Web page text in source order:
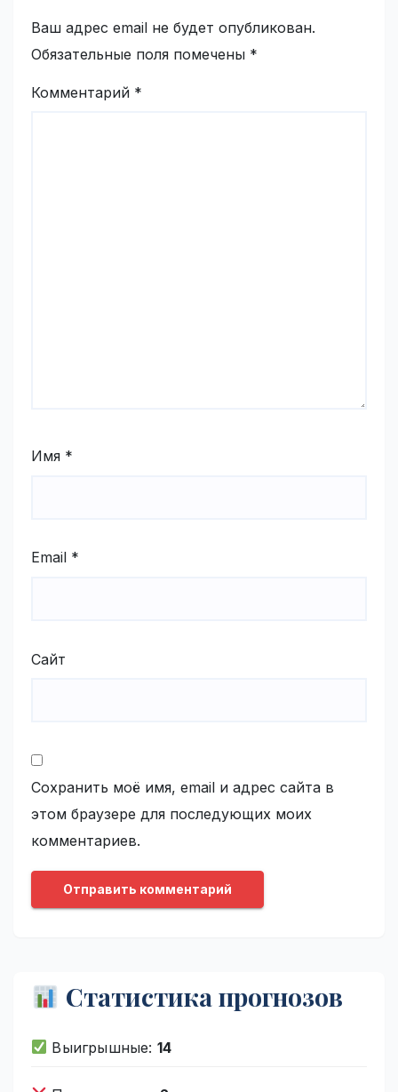
Ваш адрес email не будет опубликован.
Обязательные поля помечены *
Комментарий *
Имя *
Email *
Сайт
Сохранить моё имя, email и адрес сайта в
этом браузере для последующих моих
комментариев.
Статистика прогнозов
Выигрышные: 14